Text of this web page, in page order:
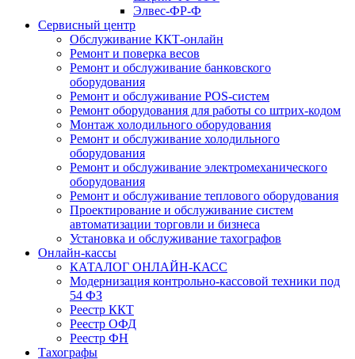
Элвес-ФР-Ф
Сервисный центр
Обслуживание ККТ-онлайн
Ремонт и поверка весов
Ремонт и обслуживание банковского
оборудования
Ремонт и обслуживание POS-систем
Ремонт оборудования для работы со штрих-кодом
Монтаж холодильного оборудования
Ремонт и обслуживание холодильного
оборудования
Ремонт и обслуживание электромеханического
оборудования
Ремонт и обслуживание теплового оборудования
Проектирование и обслуживание систем
автоматизации торговли и бизнеса
Установка и обслуживание тахографов
Онлайн-кассы
КАТАЛОГ ОНЛАЙН-КАСС
Модернизация контрольно-кассовой техники под
54 ФЗ
Реестр ККТ
Реестр ОФД
Реестр ФН
Тахографы